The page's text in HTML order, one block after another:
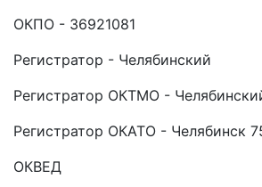
ОКПО - 36921081
Регистратор - Челябинский
Регистратор ОКТМО -
Регистратор ОКАТО - Челябинск
ОКВЕД